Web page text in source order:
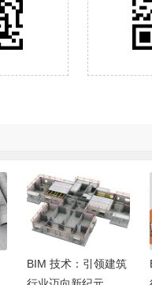
BIM 技术：引领建筑